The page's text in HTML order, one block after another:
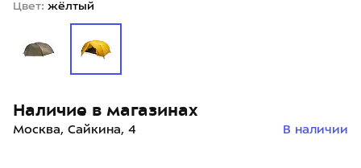
Цвет: жёлтый
Наличие в магазинах
Москва, Сайкина, 4 В наличии